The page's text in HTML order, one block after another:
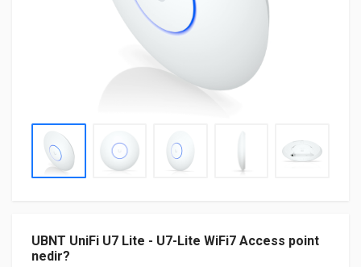
UBNT UniFi U7 Lite - U7-Lite WiFi7 Access point
nedir?